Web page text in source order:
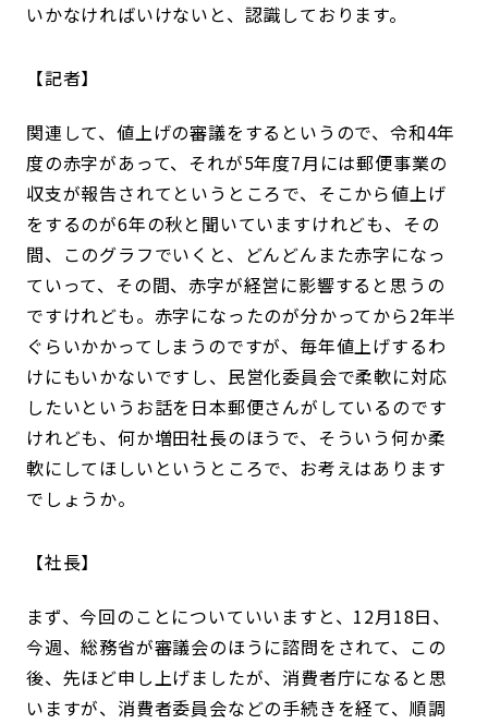
いかなければいけないと、認識しております。
記者
関連して、値上げの審議をするというので、令和4年
度の赤字があって、それが5年度7月には郵便事業の
収支が報告されてというところで、そこから値上げ
をするのが6年の秋と聞いていますけれども、その
間、このグラフでいくと、どんどんまた赤字になっ
ていって、その間、赤字が経営に影響すると思うの
ですけれども。赤字になったのが分かってから2年半
ぐらいかかってしまうのですが、毎年値上げするわ
けにもいかないですし、民営化委員会で柔軟に対応
したいというお話を日本郵便さんがしているのです
けれども、何か増田社長のほうで、そういう何か柔
軟にしてほしいというところで、お考えはあります
でしょうか。
社長
まず、今回のことについていいますと、12月18日、
今週、総務省が審議会のほうに諮問をされて、この
後、先ほど申し上げましたが、消費者庁になると思
いますが、消費者委員会などの手続きを経て、順調